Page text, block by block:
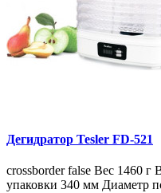
Дегидратор Tesler FD-521
crossborder false Вес 1460
упаковки 340 мм Диаметр